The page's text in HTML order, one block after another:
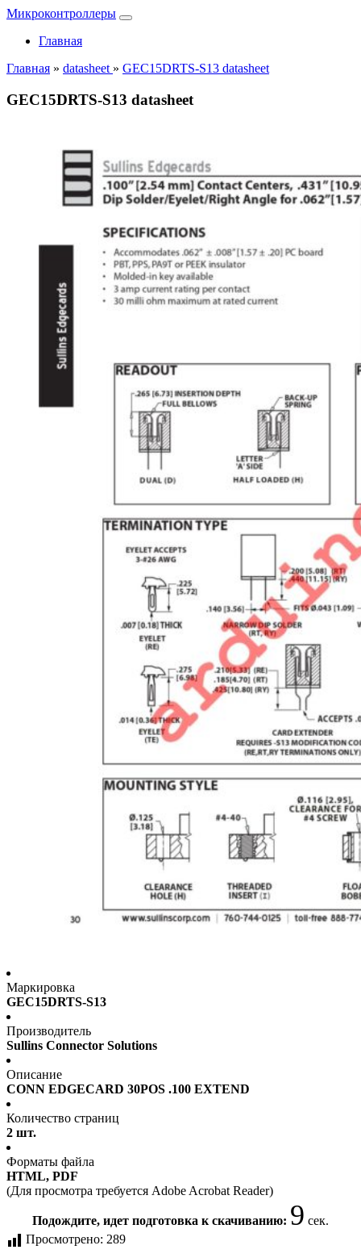
Микроконтроллеры
Главная
Главная » datasheet » GEC15DRTS-S13 datasheet
GEC15DRTS-S13 datasheet
Маркировка
GEC15DRTS-S13
Производитель
Sullins Connector Solutions
Описание
CONN EDGECARD 30POS .100 EXTEND
Количество страниц
2 шт.
Форматы файла
HTML, PDF
(Для просмотра требуется Adobe Acrobat Reader)
Подождите, идет подготовка к скачиванию: 9 сек.
Просмотрено: 289